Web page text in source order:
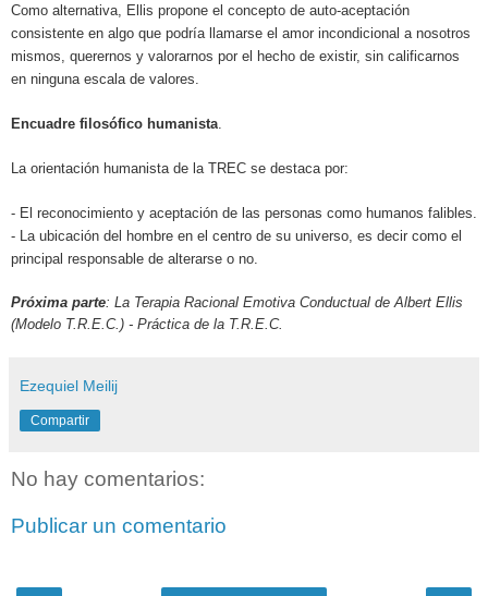
Como alternativa, Ellis propone el concepto de auto-aceptación
consistente en algo que podría llamarse el amor incondicional a nosotros
mismos, querernos y valorarnos por el hecho de existir, sin calificarnos
en ninguna escala de valores.
Encuadre filosófico humanista
La orientación humanista de la TREC se destaca por:
- El reconocimiento y aceptación de las personas como humanos falibles.
- La ubicación del hombre en el centro de su universo, es decir como el
principal responsable de alterarse o no.
Próxima parte: La Terapia Racional Emotiva Conductual de Albert Ellis
(Modelo T.R.E.C.) - Práctica de la T.R.E.C.
Ezequiel Meilij
Compartir
No hay comentarios:
Publicar un comentario